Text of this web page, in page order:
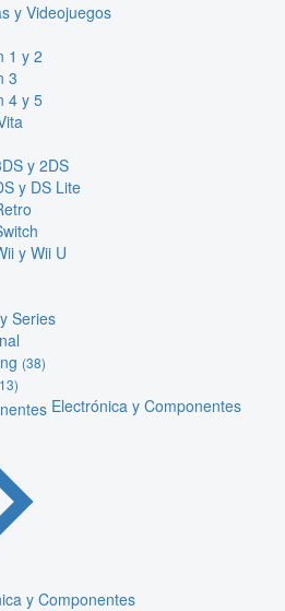
y Videojuegos
1 y 2
3
4 y 5
y 2DS
y DS Lite
y Wii U
Series
(38)
Electrónica y Componentes
y Componentes